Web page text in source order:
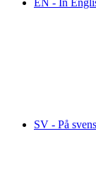
SV - På